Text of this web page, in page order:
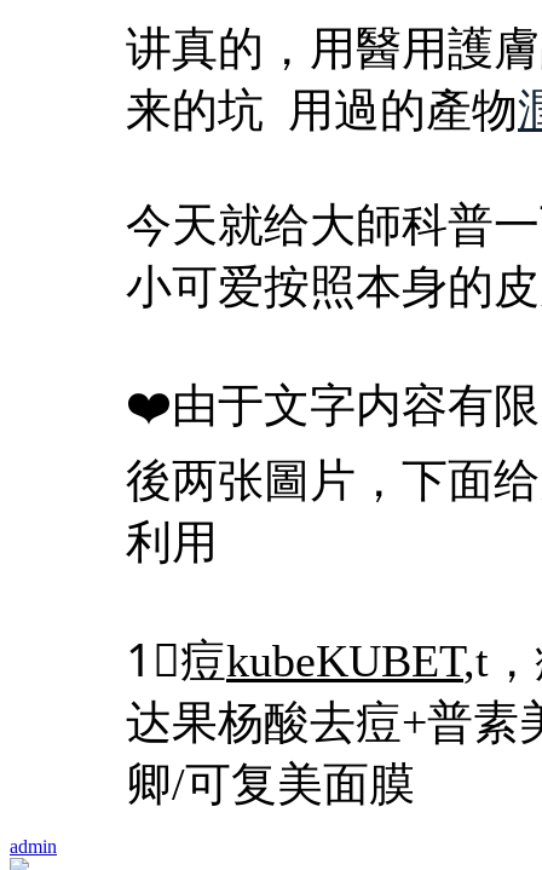
admin
讲真的，用醫用護
来的坑 用過的產物
今天就给大師科普
小可爱按照本身的
❤️由于文字内容有
後两张圖片，下面
利用
1⃣️痘kubeKUBET,t
达果杨酸去痘+普素
卿/可复美面膜